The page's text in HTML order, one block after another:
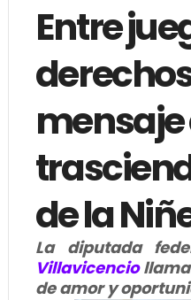
Entre
de la
La diputada
Villavicenciollama
de amor y